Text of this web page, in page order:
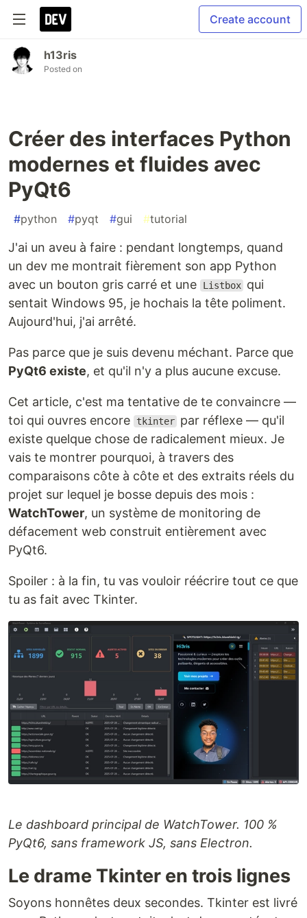
Create account
h13ris
Posted on
Créer des interfaces Python
modernes et fluides avec
PyQt6
#python #pyqt #gui #tutorial
J'ai un aveu à faire : pendant longtemps, quand
un dev me montrait fièrement son app Python
avec un bouton gris carré et une
Listbox qui
sentait Windows 95, je hochais la tête poliment.
Aujourd'hui, j'ai arrêté.
Pas parce que je suis devenu méchant. Parce que
PyQt6 existe, et qu'il n'y a plus aucune excuse.
Cet article, c'est ma tentative de te convaincre —
toi qui ouvres encore
tkinter par réflexe — qu'il
existe quelque chose de radicalement mieux. Je
vais te montrer pourquoi, à travers des
comparaisons côte à côte et des extraits réels du
projet sur lequel je bosse depuis des mois :
WatchTower, un système de monitoring de
défacement web construit entièrement avec
PyQt6.
Spoiler : à la fin, tu vas vouloir réécrire tout ce que
tu as fait avec Tkinter.
Le dashboard principal de WatchTower. 100 %
PyQt6, sans framework JS, sans Electron.
Le drame Tkinter en trois lignes
Soyons honnêtes deux secondes. Tkinter est livré